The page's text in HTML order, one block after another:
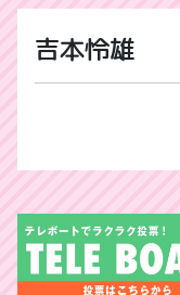
吉本怜雄